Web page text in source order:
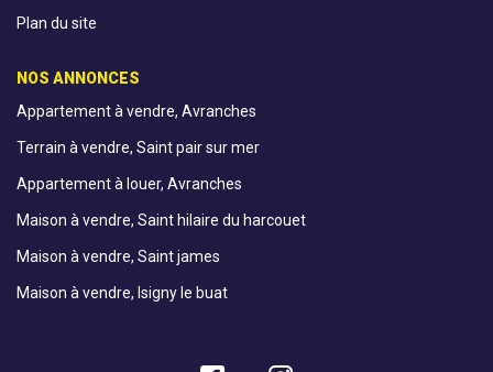
Plan du site
NOS ANNONCES
Appartement à vendre, Avranches
Terrain à vendre, Saint pair sur mer
Appartement à louer, Avranches
Maison à vendre, Saint hilaire du harcouet
Maison à vendre, Saint james
Maison à vendre, Isigny le buat